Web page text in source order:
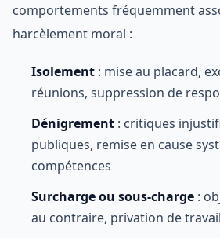
comportements fréquemment
harcèlement moral :
Isolement : mise au placard,
réunions, suppression de
Dénigrement : critiques
publiques, remise en cause
compétences
Surcharge ou sous-charge :
au contraire, privation de travail